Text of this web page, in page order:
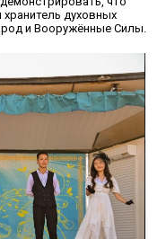
духовных
и Вооружённые Силы.